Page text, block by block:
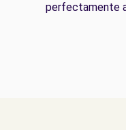
perfectamente